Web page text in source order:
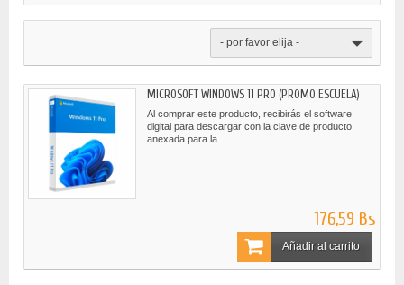
- por favor elija -
MICROSOFT WINDOWS 11 PRO (PROMO ESCUELA)
Al comprar este producto, recibirás el software
digital para descargar con la clave de producto
anexada para la...
176,59 Bs
Añadir al carrito